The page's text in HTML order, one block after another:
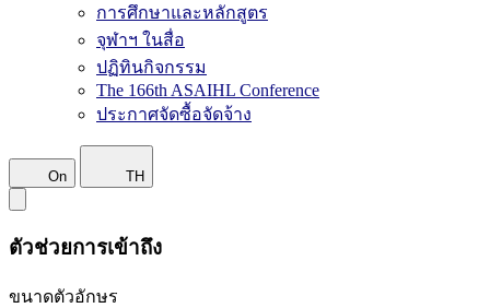
การศึกษาและหลักสูตร
จุฬาฯ ในสื่อ
ปฏิทินกิจกรรม
The 166th ASAIHL Conference
ประกาศจัดซื้อจัดจ้าง
On TH
ตัวช่วยการเข้าถึง
ขนาดตัวอักษร